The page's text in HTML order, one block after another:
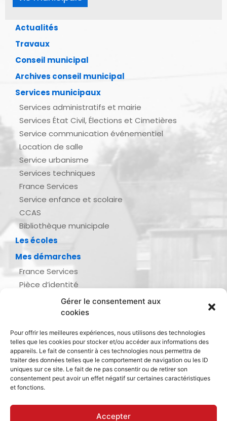
Gérer le consentement aux
cookies
Pour offrir les meilleures expériences, nous utilisons des technologies
telles que les cookies pour stocker et/ou accéder aux informations des
appareils. Le fait de consentir à ces technologies nous permettra de
traiter des données telles que le comportement de navigation ou les ID
uniques sur ce site. Le fait de ne pas consentir ou de retirer son
consentement peut avoir un effet négatif sur certaines caractéristiques
et fonctions.
Accepter
Actualités
Travaux
Conseil municipal
Archives conseil municipal
Services municipaux
Services administratifs et mairie
Services État Civil, Élections et Cimetières
Service communication événementiel
Location de salle
Service urbanisme
Services techniques
France Services
Service enfance et scolaire
CCAS
Bibliothèque municipale
Les écoles
Mes démarches
France Services
Pièce d’identité
Demande d’actes d’état civil
Inscription listes électorales
Recensement militaire
Le journal de ma ville
Gestion des déchets